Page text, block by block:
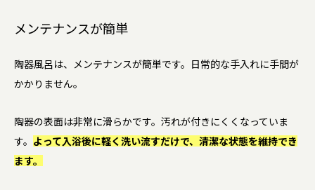
メンテナンスが簡単
陶器風呂は、メンテナンスが簡単です。日常的な手入れに手間が
かかりません。
陶器の表面は非常に滑らかです。汚れが付きにくくなっていま
す。 よって入浴後に軽く洗い流すだけで、清潔な状態を維持でき
ます。